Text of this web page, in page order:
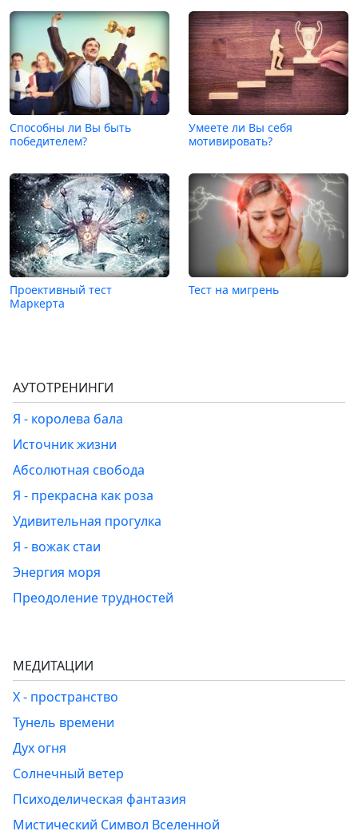
Способны ли Вы быть
победителем?
Умеете ли Вы себя
мотивировать?
Проективный тест
Маркерта
Тест на мигрень
АУТОТРЕНИНГИ
Я - королева бала
Источник жизни
Абсолютная свобода
Я - прекрасна как роза
Удивительная прогулка
Я - вожак стаи
Энергия моря
Преодоление трудностей
МЕДИТАЦИИ
Х - пространство
Тунель времени
Дух огня
Солнечный ветер
Психоделическая фантазия
Мистический Символ Вселенной